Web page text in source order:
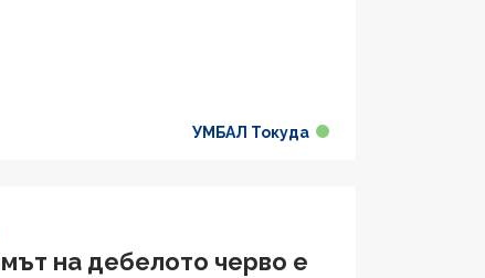
УМБАЛ Токуда
на дебелото черво е